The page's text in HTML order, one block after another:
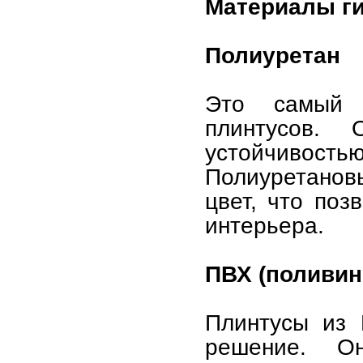
Материалы
Полиуретан
Это самый
плинтусов.
цвет, что
интерьера.
ПВХ
Плинтусы из
решение.